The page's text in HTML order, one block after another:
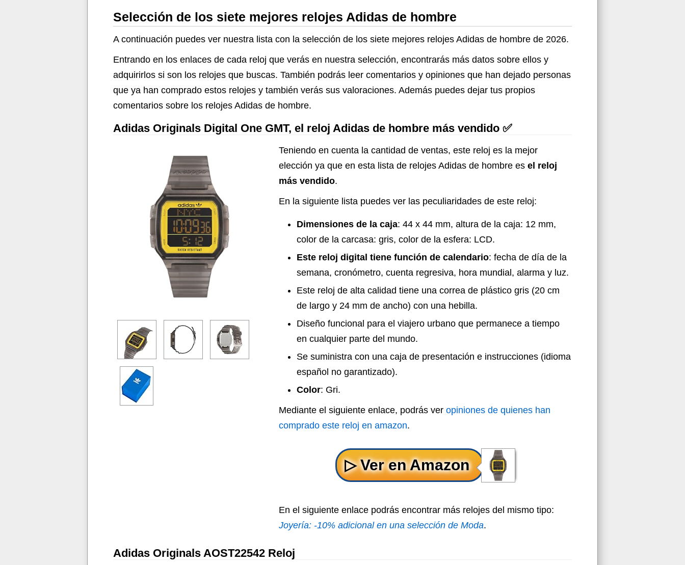
Selección de los siete mejores relojes Adidas de hombre
A continuación puedes ver nuestra lista con la selección de los siete mejores relojes Adidas de hombre de 2026.
Entrando en los enlaces de cada reloj que verás en nuestra selección, encontrarás más datos sobre ellos y
adquirirlos si son los relojes que buscas. También podrás leer comentarios y opiniones que han dejado personas
que ya han comprado estos relojes y también verás sus valoraciones. Además puedes dejar tus propios
comentarios sobre los relojes Adidas de hombre.
Adidas Originals Digital One GMT, el reloj Adidas de hombre más vendido ✅
Teniendo en cuenta la cantidad de ventas, este reloj es la mejor
elección ya que en esta lista de relojes Adidas de hombre es el reloj
más vendido.
En la siguiente lista puedes ver las peculiaridades de este reloj:
Dimensiones de la caja: 44 x 44 mm, altura de la caja: 12 mm,
color de la carcasa: gris, color de la esfera: LCD.
Este reloj digital tiene función de calendario: fecha de día de la
semana, cronómetro, cuenta regresiva, hora mundial, alarma y luz.
Este reloj de alta calidad tiene una correa de plástico gris (20 cm
de largo y 24 mm de ancho) con una hebilla.
Diseño funcional para el viajero urbano que permanece a tiempo
en cualquier parte del mundo.
Se suministra con una caja de presentación e instrucciones (idioma
español no garantizado).
Color: Gri.
Mediante el siguiente enlace, podrás ver opiniones de quienes han
comprado este reloj en amazon.
En el siguiente enlace podrás encontrar más relojes del mismo tipo:
Joyería: -10% adicional en una selección de Moda.
Adidas Originals AOST22542 Reloj